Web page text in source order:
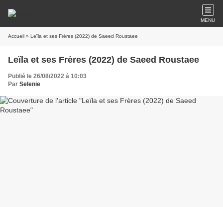
MENU
Accueil » Leïla et ses Frères (2022) de Saeed Roustaee
Leïla et ses Frères (2022) de Saeed Roustaee
Publié le 26/08/2022 à 10:03
Par Selenie